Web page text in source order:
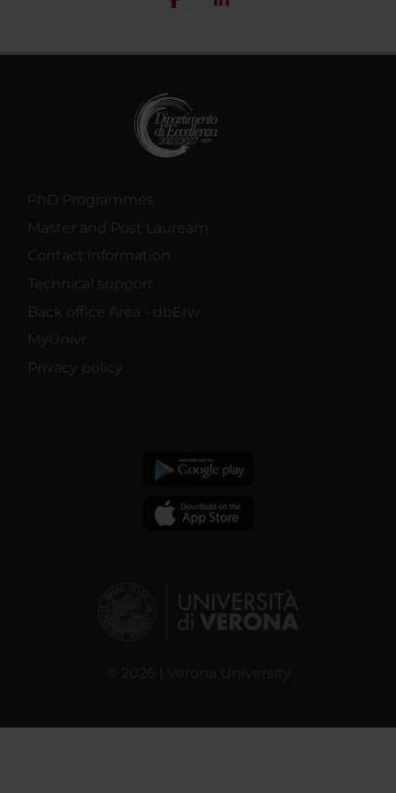
PhD Programmes
Master and Post Lauream
Contact information
Technical support
Back office Area - dbErw
MyUnivr
Privacy policy
© 2026 | Verona University